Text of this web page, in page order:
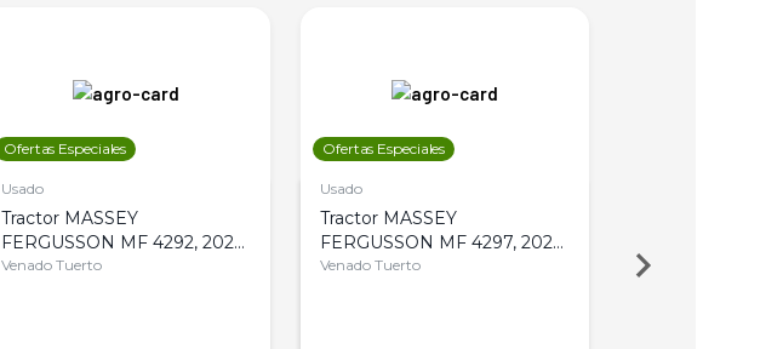
Ofertas Especiales
Usado
Tractor MASSEY
FERGUSSON MF 4292, 2020,
4WD, PATON
Venado Tuerto
Ofertas Especiales
Usado
Tractor MASSEY
FERGUSSON MF 4297, 2020,
4WD, PATON
Venado Tuerto Venado Tuerto